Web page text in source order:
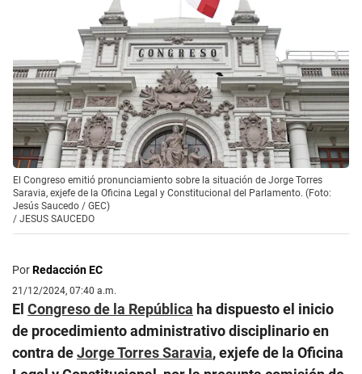
El Congreso emitió pronunciamiento sobre la situación de Jorge Torres
Saravia, exjefe de la Oficina Legal y Constitucional del Parlamento. (Foto:
Jesús Saucedo / GEC)
/ JESUS SAUCEDO
PorRedacción EC
21/12/2024, 07:40 a.m.
El Congreso de la República ha dispuesto el inicio
de procedimiento administrativo disciplinario en
contra deJorge Torres Saravia, exjefe de la Oficina